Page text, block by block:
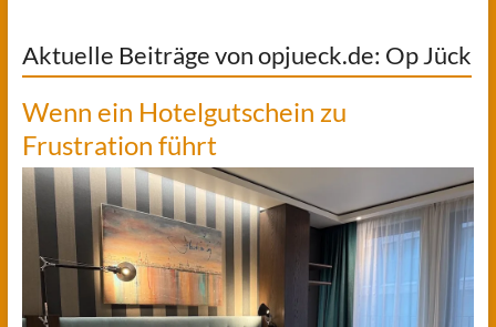
Aktuelle Beiträge von opjueck.de: Op Jück
Wenn ein Hotelgutschein zu
Frustration führt